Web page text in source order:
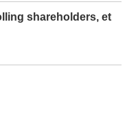
shareholders, et